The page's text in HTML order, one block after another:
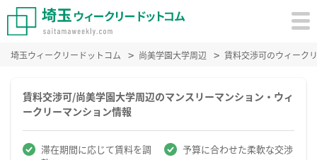
埼玉ウィークリードットコム 尚美学園大学周辺 賃料交渉可のウィーク
賃料交渉可/尚美学園大学周辺のマンスリーマンション・ウィ
ークリーマンション情報
滞在期間に応じて賃料を調
予算に合わせた柔軟な交渉